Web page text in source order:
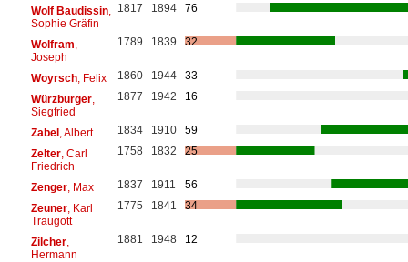
Wolf Baudissin,
Sophie Gräfin
1817 1894 76
Wolfram
Joseph
1789 1839 32
Woyrsch, Felix 1860 1944
33
Würzburger,
Siegfried
1877 1942 16
Zabel, Albert 1834 1910
59
Zelter, Carl
Friedrich
1758 1832 25
Zenger, Max 1837 1911
56
Zeuner, Karl
Traugott
1775 1841 34
Zilcher,
Hermann
1881 1948 12